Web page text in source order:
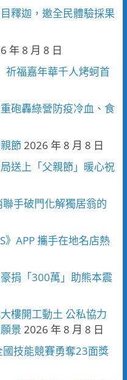
釋迦，邀全民體驗採果
年 8 月 8 日
福嘉年華千人烤蚵首
砲轟綠營防疫冷血、食
節2026 年 8 月 8 日
送上「父親節」暖心祝
手破門化解獨居翁的
》APP 攜手在地名店熱
捐「300萬」助熊本震
樓開工動土 公私協力
景 2026 年 8 月 8 日
技能競賽勇奪23面獎